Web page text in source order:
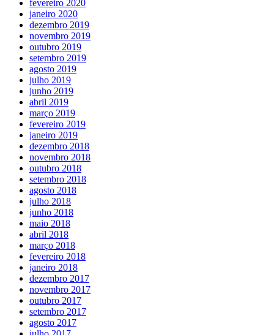
fevereiro 2020
janeiro 2020
dezembro 2019
novembro 2019
outubro 2019
setembro 2019
agosto 2019
julho 2019
junho 2019
abril 2019
março 2019
fevereiro 2019
janeiro 2019
dezembro 2018
novembro 2018
outubro 2018
setembro 2018
agosto 2018
julho 2018
junho 2018
maio 2018
abril 2018
março 2018
fevereiro 2018
janeiro 2018
dezembro 2017
novembro 2017
outubro 2017
setembro 2017
agosto 2017